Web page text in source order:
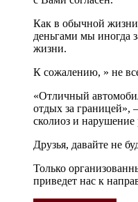
Как в обычной жизни
деньгами мы иногда
жизни.
К сожалению, » не
«Отличный
отдых за границей»,
сколиоз и
Друзья, давайте не
Только
приведет нас к